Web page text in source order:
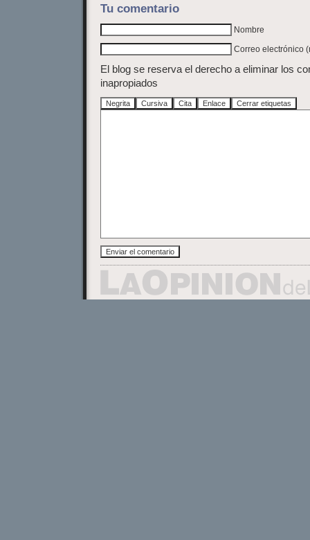
Tu comentario
Nombre
Correo electrónico
El blog se reserva el derecho a eliminar los
inapropiados